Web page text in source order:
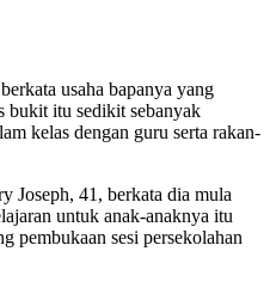
usaha bapanya yang
bukit itu sedikit sebanyak
kelas dengan guru serta rakan-
Joseph, 41, berkata dia mula
untuk anak-anaknya itu
pembukaan sesi persekolahan